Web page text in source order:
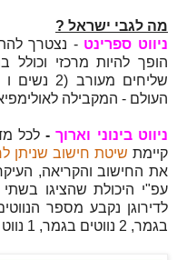
מה לגבי ישראל ?
ניווט ספרינט - נצטרך
הופך להיות מרכזי וכולל
העולם - המקבילה
ניווט בינוני וארוך-לכל
קיימת שיטת חישוב שניתן
עפ"י היכולת שהציגו
בגמר, 2 נווטים בגמר, 1 נווט בגמר.